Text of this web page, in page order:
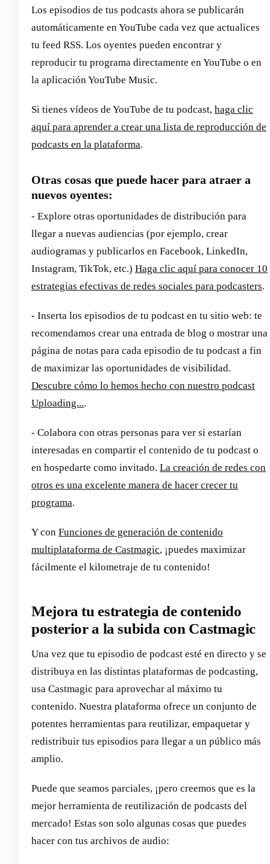
Los episodios de tus podcasts ahora se publicarán
automáticamente en YouTube cada vez que actualices
tu feed RSS. Los oyentes pueden encontrar y
reproducir tu programa directamente en YouTube o en
la aplicación YouTube Music.
Si tienes vídeos de YouTube de tu podcast, haga clic
aquí para aprender a crear una lista de reproducción de
podcasts en la plataforma.
Otras cosas que puede hacer para atraer a
nuevos oyentes:
- Explore otras oportunidades de distribución para
llegar a nuevas audiencias (por ejemplo, crear
audiogramas y publicarlos en Facebook, LinkedIn,
Instagram, TikTok, etc.) Haga clic aquí para conocer 10
estrategias efectivas de redes sociales para podcasters.
- Inserta los episodios de tu podcast en tu sitio web: te
recomendamos crear una entrada de blog o mostrar una
página de notas para cada episodio de tu podcast a fin
de maximizar las oportunidades de visibilidad.
Descubre cómo lo hemos hecho con nuestro podcast
Uploading....
- Colabora con otras personas para ver si estarían
interesadas en compartir el contenido de tu podcast o
en hospedarte como invitado. La creación de redes con
otros es una excelente manera de hacer crecer tu
programa.
Y con Funciones de generación de contenido
multiplataforma de Castmagic, ¡puedes maximizar
fácilmente el kilometraje de tu contenido!
Mejora tu estrategia de contenido
posterior a la subida con Castmagic
Una vez que tu episodio de podcast esté en directo y se
distribuya en las distintas plataformas de podcasting,
usa Castmagic para aprovechar al máximo tu
contenido. Nuestra plataforma ofrece un conjunto de
potentes herramientas para reutilizar, empaquetar y
redistribuir tus episodios para llegar a un público más
amplio.
Puede que seamos parciales, ¡pero creemos que es la
mejor herramienta de reutilización de podcasts del
mercado! Estas son solo algunas cosas que puedes
hacer con tus archivos de audio: